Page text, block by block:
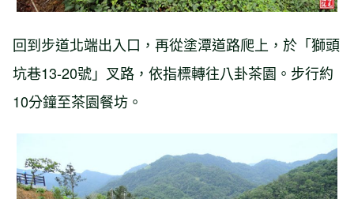
回到步道北端出入口，再從塗潭道路爬上，於「獅頭
坑巷13-20號」叉路，依指標轉往八卦茶園。步行約
10分鐘至茶園餐坊。